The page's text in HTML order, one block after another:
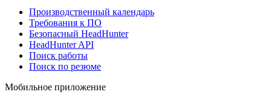
Производственный календарь
Требования к ПО
Безопасный HeadHunter
HeadHunter API
Поиск работы
Поиск по резюме
Мобильное приложение